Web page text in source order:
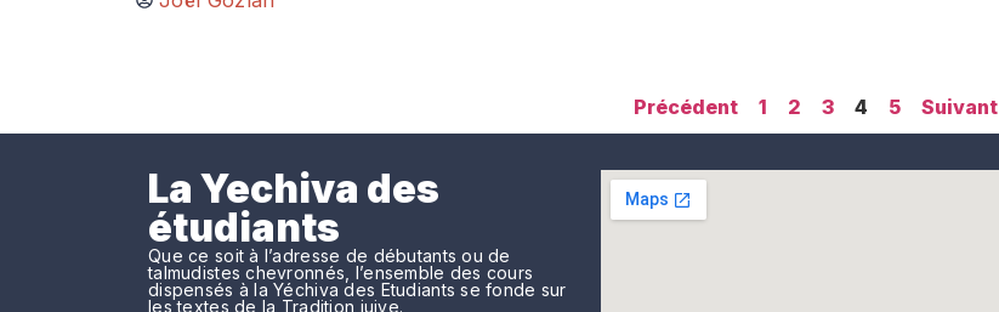
Précédent 1 2 3 4 5 Suivant
La Yechiva des
étudiants
Que ce soit à l’adresse de débutants ou de
talmudistes chevronnés, l’ensemble des cours
dispensés à la Yéchiva des Etudiants se fonde sur
les textes de la Tradition juive.